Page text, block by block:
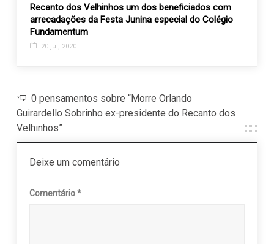
Recanto dos Velhinhos um dos beneficiados com
arrecadações da Festa Junina especial do Colégio
Fundamentum
20 jul, 2020
0 pensamentos sobre “Morre Orlando
Guirardello Sobrinho ex-presidente do Recanto dos
Velhinhos”
Deixe um comentário
Comentário*